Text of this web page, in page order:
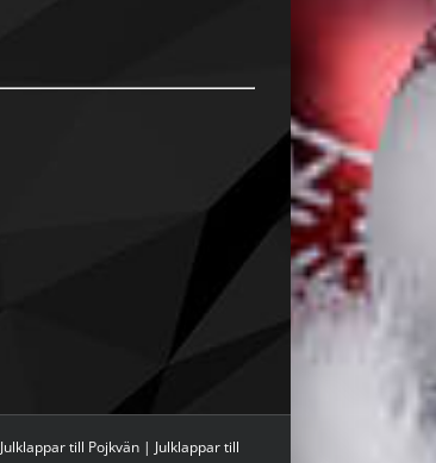
Julklappar till Pojkvän| Julklappar till